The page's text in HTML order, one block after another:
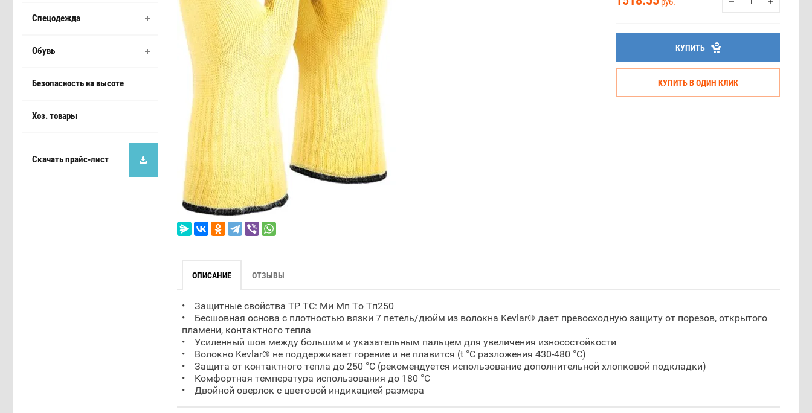
Спецодежда
Обувь
Безопасность на высоте
Хоз. товары
Скачать прайс-лист
КУПИТЬ
КУПИТЬ В ОДИН КЛИК
ОПИСАНИЕ ОТЗЫВЫ
• Защитные свойства ТР ТС: Ми Мп То Тп250
• Бесшовная основа с плотностью вязки 7 петель/дюйм из волокна Kevlar® дает превосходную защиту от порезов, открытого
пламени, контактного тепла
• Усиленный шов между большим и указательным пальцем для увеличения износостойкости
• Волокно Kevlar® не поддерживает горение и не плавится (t °C разложения 430-480 °С)
• Защита от контактного тепла до 250 °С (рекомендуется использование дополнительной хлопковой подкладки)
• Комфортная температура использования до 180 °С
• Двойной оверлок с цветовой индикацией размера